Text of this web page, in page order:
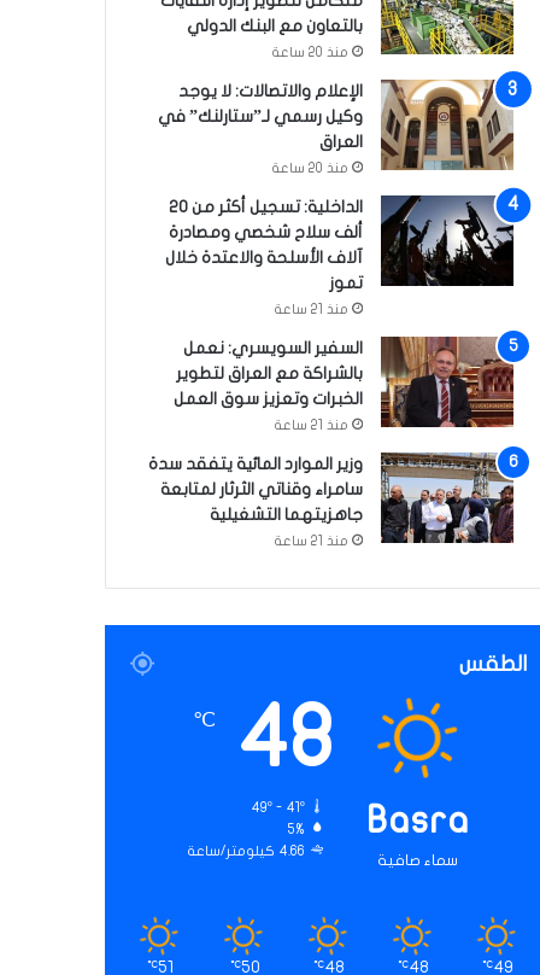
بالتعاون مع البنك الدولي
منذ 20 ساعة
الإعلام والاتصالات: لا يوجد
وكيل رسمي لـ”ستارلنك” في
العراق
منذ 20 ساعة
الداخلية: تسجيل أكثر من 20
ألف سلاح شخصي ومصادرة
آلاف الأسلحة والاعتدة خلال
تموز
منذ 21 ساعة
السفير السويسري: نعمل
بالشراكة مع العراق لتطوير
الخبرات وتعزيز سوق العمل
منذ 21 ساعة
وزير الموارد المائية يتفقد سدة
سامراء وقناتي الثرثار لمتابعة
جاهزيتهما التشغيلية
منذ 21 ساعة
الطقس
Basra
سماء صافية
48
℃
49º - 41º
5%
4.66 كيلومتر/ساعة
49
℃
48
℃
48
℃
50
℃
51
℃